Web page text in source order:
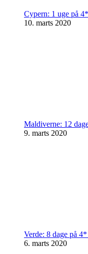
Cypern: 1 uge på
10. marts 2020
Maldiverne: 12
9. marts 2020
Verde: 8 dage på
6. marts 2020